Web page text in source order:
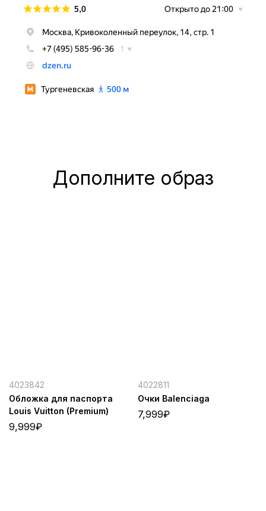
Дополните образ
4023842
Обложка для паспорта
Louis Vuitton (Premium)
9,999₽
4022811
Очки Balenciaga
7,999₽